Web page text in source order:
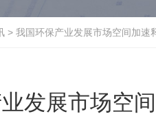
通用型粉碎机
废桶
废旧电路板
> 我国环保产业发展市场空间加速
发展市场空